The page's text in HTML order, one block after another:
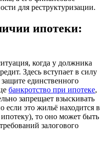
для реструктуризации.
ипотеки:
когда у должника
Здесь вступает в силу
единственного
банкротство при ипотеке,
запрещает взыскивать
если это жильё находится в
ипотеку), то оно может быть
залогового